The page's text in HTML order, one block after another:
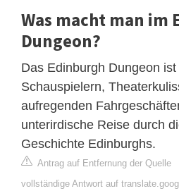
Was macht man im
Dungeon?
Das Edinburgh Dungeon
Schauspielern,
aufregenden
unterirdische Reise durch
Geschichte Edinburghs.
Antrag auf Entfernung der Quelle
vollständige Antwort auf